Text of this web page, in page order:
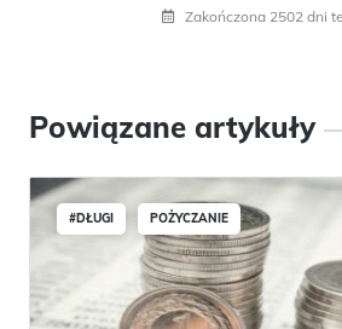
Zakończona 2502 dni
Powiązane artykuły
#DŁUGI POŻYCZANIE